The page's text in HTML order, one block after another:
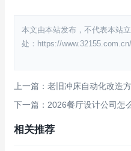
本文由本站发布，不代表本站
处：https://
上一篇：老旧冲床自动化改造
下一篇：2026餐厅设计公司怎
相关推荐